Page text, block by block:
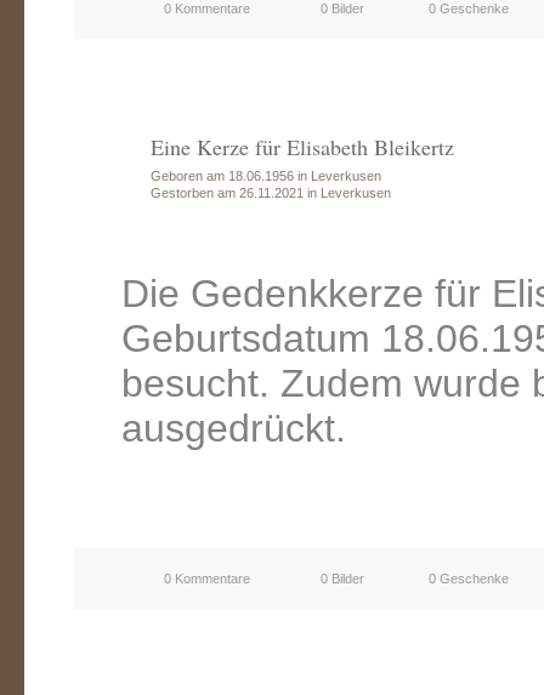
0 Kommentare 0 Bilder 0 Geschenke
Eine Kerze für Elisabeth Bleikertz
Geboren am 18.06.1956 in Leverkusen
Gestorben am 26.11.2021 in Leverkusen
Die Gedenkkerze für
Geburtsdatum
besucht. Zudem wurde
ausgedrückt.
0 Kommentare 0 Bilder 0 Geschenke